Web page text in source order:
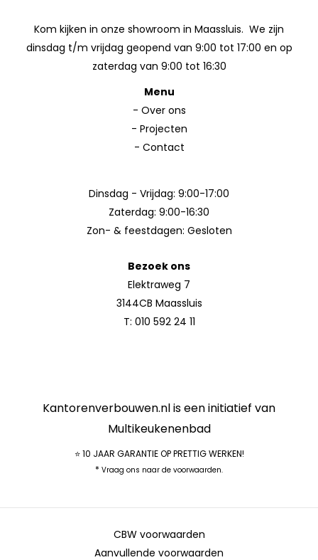
Kom kijken in onze showroom in Maassluis. We zijn
dinsdag t/m vrijdag geopend van 9:00 tot 17:00 en op
zaterdag van 9:00 tot 16:30
Menu
- Over ons
- Projecten
- Contact
Dinsdag - Vrijdag: 9:00-17:00
Zaterdag: 9:00-16:30
Zon- & feestdagen: Gesloten
Bezoek ons
Elektraweg 7
3144CB Maassluis
T: 010 592 24 11
Kantorenverbouwen.nl is een initiatief van
Multikeukenenbad
⭐ 10 JAAR GARANTIE OP PRETTIG WERKEN!
* Vraag ons naar de voorwaarden.
CBW voorwaarden
Aanvullende voorwaarden